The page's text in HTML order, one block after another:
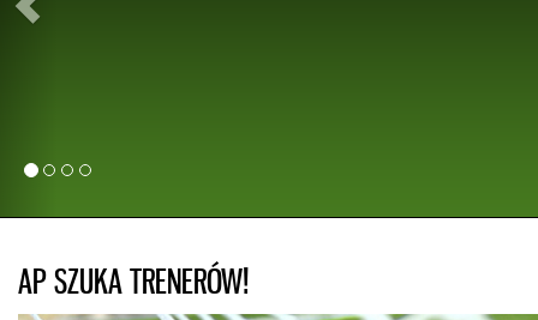
Development w Słowenii. Patryk przez 5 lat trenował w roczniku
a sukces, oprócz talentu, wymaga ciężkiej i systematycznej pracy!
AP SZUKA TRENERÓW!